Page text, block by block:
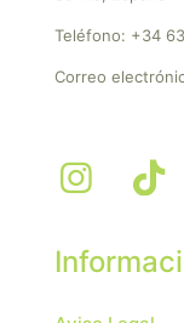
Teléfono: +34
Correo